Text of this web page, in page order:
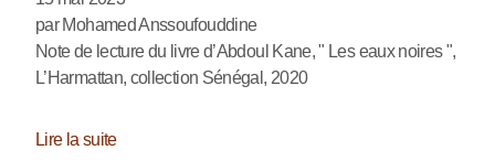
par Mohamed Anssoufouddine
Note de lecture du livre d’Abdoul Kane, " Les eaux noires ",
L’Harmattan, collection Sénégal, 2020
Lire la suite